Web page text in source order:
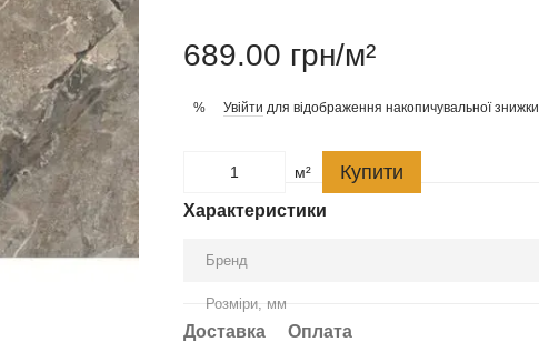
689.00 грн/м²
% Увійти для відображення накопичувальної знижки
м² Купити
Характеристики
Бренд
Розміри, мм
Доставка Оплата